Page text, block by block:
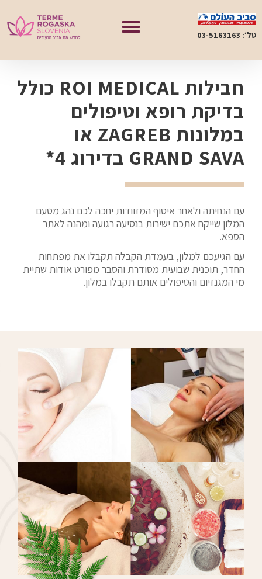
טל׳: 03-5163163
חבילות ROI MEDICAL כולל
בדיקת רופא וטיפולים
במלונות ZAGREB או
GRAND SAVA בדירוג 4*
עם הנחיתה ולאחר איסוף המזוודות יחכה לכם נהג מטעם
המלון שייקח אתכם ישירות בנסיעה רגועה ומהנה לאתר
הספא.
עם הגיעכם למלון, בעמדת הקבלה תקבלו את מפתחות
החדר, תוכנית שבועית מסודרת והסבר מפורט אודות שתיית
מי המגנזיום והטיפולים אותם תקבלו במלון.